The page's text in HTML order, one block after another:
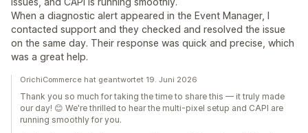
When a diagnostic alert appeared in the Event Manager, I
contacted support and they checked and resolved the issue
on the same day. Their response was quick and precise, which
was a great help.
OrichiCommerce hat geantwortet 19. Juni 2026
Thank you so much for taking the time to share this — it truly made
our day! 😊 We're thrilled to hear the multi-pixel setup and CAPI are
running smoothly for you.